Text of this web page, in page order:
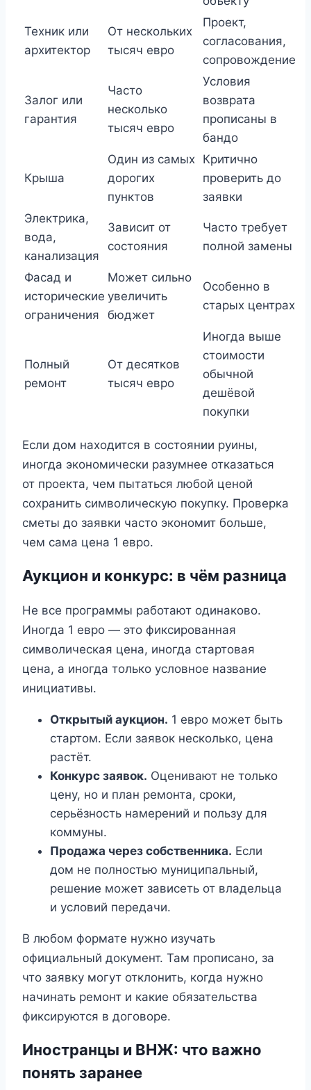
Техник или
архитектор
От нескольких
тысяч евро
Проект,
согласования,
сопровождение
Залог или
гарантия
Часто
несколько
тысяч евро
Условия
возврата
прописаны в
бандо
Крыша
Один из самых
дорогих
пунктов
Критично
проверить до
заявки
Электрика,
вода,
канализация
Зависит от
состояния
Часто требует
полной замены
Фасад и
исторические
ограничения
Может сильно
увеличить
бюджет
Особенно в
старых центрах
Полный
ремонт
От десятков
тысяч евро
Иногда выше
стоимости
обычной
дешёвой
покупки
Если дом находится в состоянии руины,
иногда экономически разумнее отказаться
от проекта, чем пытаться любой ценой
сохранить символическую покупку. Проверка
сметы до заявки часто экономит больше,
чем сама цена 1 евро.
Аукцион и конкурс: в чём разница
Не все программы работают одинаково.
Иногда 1 евро — это фиксированная
символическая цена, иногда стартовая
цена, а иногда только условное название
инициативы.
Открытый аукцион. 1 евро может быть
стартом. Если заявок несколько, цена
растёт.
Конкурс заявок. Оценивают не только
цену, но и план ремонта, сроки,
серьёзность намерений и пользу для
коммуны.
Продажа через собственника. Если
дом не полностью муниципальный,
решение может зависеть от владельца
и условий передачи.
В любом формате нужно изучать
официальный документ. Там прописано, за
что заявку могут отклонить, когда нужно
начинать ремонт и какие обязательства
фиксируются в договоре.
Иностранцы и ВНЖ: что важно
понять заранее